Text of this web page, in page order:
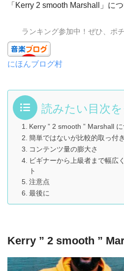
「Kerry 2 smooth Marshall」に
ランキング参加中！ぜひ、ポ
にほんブログ村
読みたい目次を
Kerry ” 2 smooth ” Marshall
簡単ではないが比較的取っ付
コンテンツ量の膨大さ
ビギナーから上級者まで幅広
ト
注意点
最後に
Kerry ” 2 smooth ”